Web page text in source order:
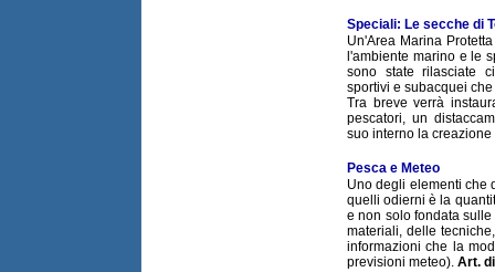
Speciali: Le secche di
Un'Area Marina
l'ambiente marino e le
sono state rilasciate
sportivi e subacquei
Tra breve verrà
pescatori, un
suo interno la
Pesca e Meteo
Uno degli elementi che
quelli odierni è la
e non solo fondata
materiali, delle
informazioni che la
previsioni meteo). Art.